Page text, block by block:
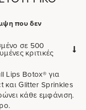
που δεν
σε 500
κριτικές
Lips Botox® για
και Glitter Sprinkles
κάθε εμφάνιση.